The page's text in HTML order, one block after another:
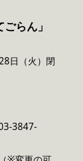
らん」
日（火）閉
3847-